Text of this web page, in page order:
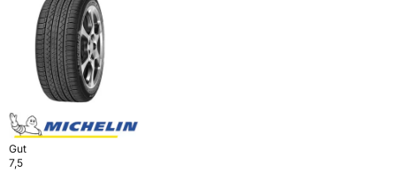
Gut
7,5